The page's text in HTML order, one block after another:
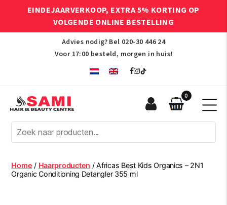
EINDEJAARVERKOOP, EXTRA 5% KORTING OP
VOLGENDE ONLINE BESTELLING
Advies nodig? Bel 020-30 446 24
Voor 17:00 besteld, morgen in huis!
Afro
Hair
Beauty
Centre
0
Home / Haarproducten / Africas Best Kids Organics – 2N1
Organic Conditioning Detangler 355 ml